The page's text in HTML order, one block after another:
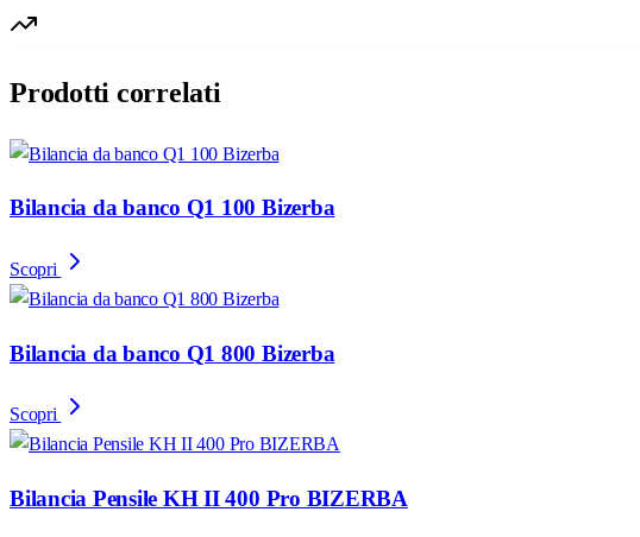
Prodotti correlati
Bilancia da banco Q1 100 Bizerba
Scopri
Bilancia da banco Q1 800 Bizerba
Scopri
Bilancia Pensile KH II 400 Pro BIZERBA